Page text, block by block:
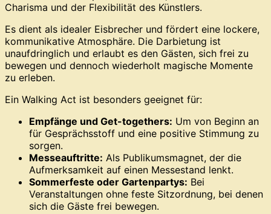
Charisma und der Flexibilität des Künstlers.
Es dient als idealer Eisbrecher und fördert eine lockere,
kommunikative Atmosphäre. Die Darbietung ist
unaufdringlich und erlaubt es den Gästen, sich frei zu
bewegen und dennoch wiederholt magische Momente
zu erleben.
Ein Walking Act ist besonders geeignet für:
Empfänge und Get-togethers: Um von Beginn an
für Gesprächsstoff und eine positive Stimmung zu
sorgen.
Messeauftritte: Als Publikumsmagnet, der die
Aufmerksamkeit auf einen Messestand lenkt.
Sommerfeste oder Gartenpartys: Bei
Veranstaltungen ohne feste Sitzordnung, bei denen
sich die Gäste frei bewegen.